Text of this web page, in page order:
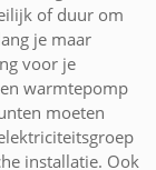
of duur om
je maar
voor je
warmtepomp
moeten
installatie. Ook